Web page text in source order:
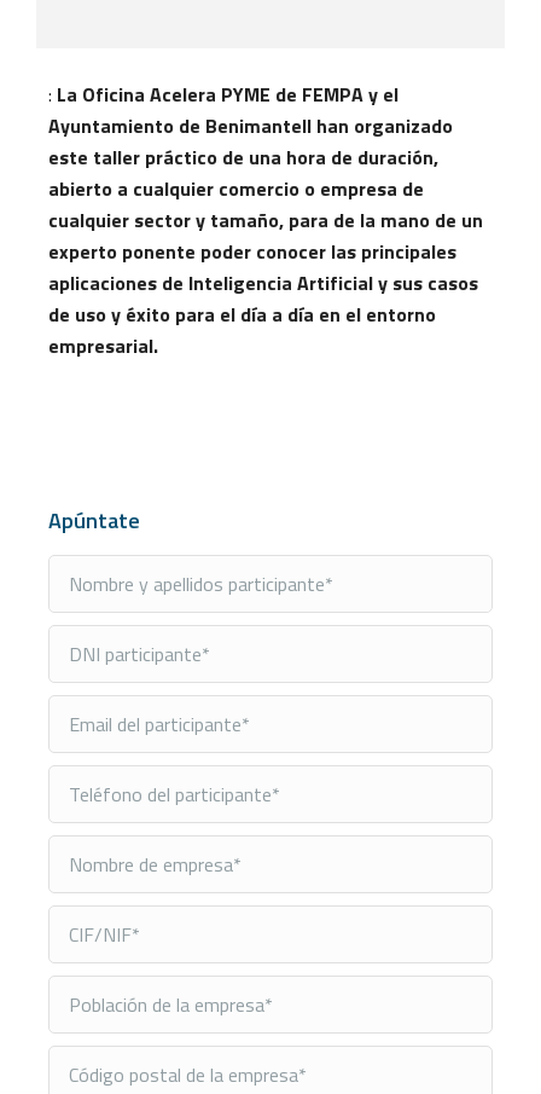
: La Oficina Acelera PYME de FEMPA y el
Ayuntamiento de Benimantell han organizado
este taller práctico de una hora de duración,
abierto a cualquier comercio o empresa de
cualquier sector y tamaño, para de la mano de un
experto ponente poder conocer las principales
aplicaciones de Inteligencia Artificial y sus casos
de uso y éxito para el día a día en el entorno
empresarial.
Apúntate